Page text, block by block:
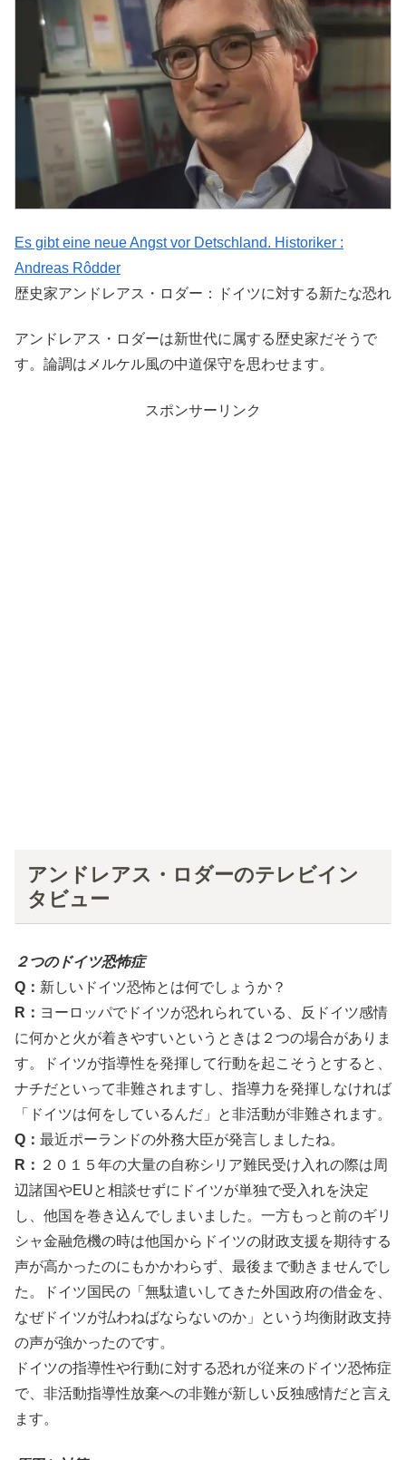
Es gibt eine neue Angst vor Detschland. Historiker :
Andreas Rôdder
歴史家アンドレアス・ロダー：ドイツに対する新たな恐れ
アンドレアス・ロダーは新世代に属する歴史家だそうで
す。論調はメルケル風の中道保守を思わせます。
スポンサーリンク
アンドレアス・ロダーのテレビイン
タビュー
２つのドイツ恐怖症
Q： 新しいドイツ恐怖とは何でしょうか？
R： ヨーロッパでドイツが恐れられている、反ドイツ感情
に何かと火が着きやすいというときは２つの場合がありま
す。ドイツが指導性を発揮して行動を起こそうとすると、
ナチだといって非難されますし、指導力を発揮しなければ
「ドイツは何をしているんだ」と非活動が非難されます。
Q： 最近ポーランドの外務大臣が発言しましたね。
R： ２０１５年の大量の自称シリア難民受け入れの際は周
辺諸国やEUと相談せずにドイツが単独で受入れを決定
し、他国を巻き込んでしまいました。一方もっと前のギリ
シャ金融危機の時は他国からドイツの財政支援を期待する
声が高かったのにもかかわらず、最後まで動きませんでし
た。ドイツ国民の「無駄遣いしてきた外国政府の借金を、
なぜドイツが払わねばならないのか」という均衡財政支持
の声が強かったのです。
ドイツの指導性や行動に対する恐れが従来のドイツ恐怖症
で、非活動指導性放棄への非難が新しい反独感情だと言え
ます。